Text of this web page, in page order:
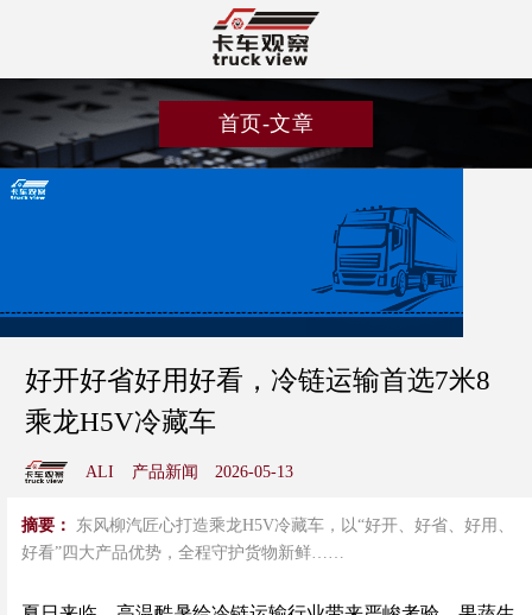
首页-文章
好开好省好用好看，冷链运输首选7米8
乘龙H5V冷藏车
ALI 产品新闻 2026-05-13
摘要：
东风柳汽匠心打造乘龙H5V冷藏车，以“好开、好省、好用、
好看”四大产品优势，全程守护货物新鲜……